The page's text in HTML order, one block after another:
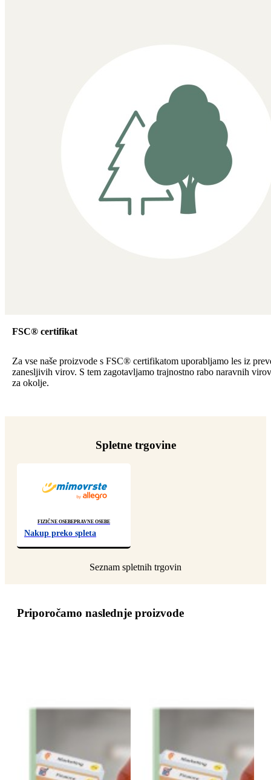
FSC® certifikat
Za vse naše proizvode s FSC® certifikatom uporabljamo les iz
zanesljivih virov. S tem zagotavljamo trajnostno rabo naravnih
za okolje.
Spletne trgovine
Fizične osebePravne osebe
Nakup preko spleta
Priporočamo naslednje proizvode